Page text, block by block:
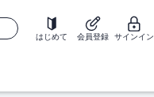
はじめて 会員登録 サインイン